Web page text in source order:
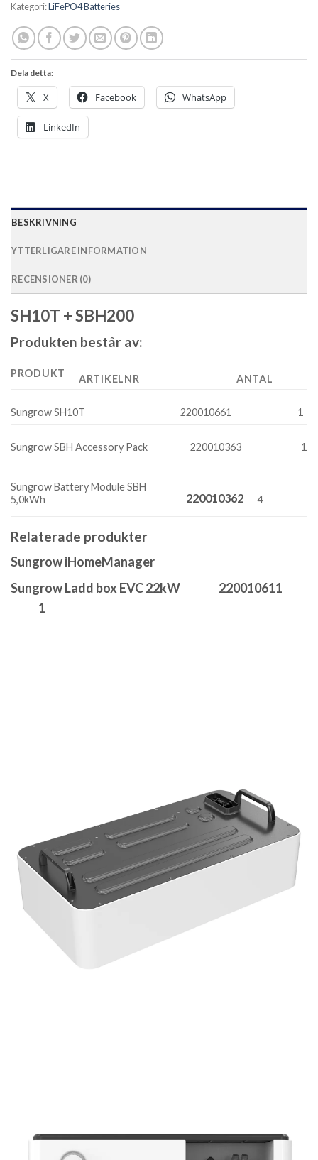
Kategori:LiFePO4 Batteries
Dela detta:
X Facebook WhatsApp
LinkedIn
BESKRIVNING
YTTERLIGARE INFORMATION
RECENSIONER (0)
SH10T + SBH200
Produkten består av:
PRODUKT ARTIKELNR ANTAL
Sungrow SH10T 220010661 1
Sungrow SBH Accessory Pack 220010363 1
Sungrow Battery Module SBH
5,0kWh
220010362 4
Relaterade produkter
Sungrow iHomeManager
Sungrow Ladd box EVC 22kW 220010611
1